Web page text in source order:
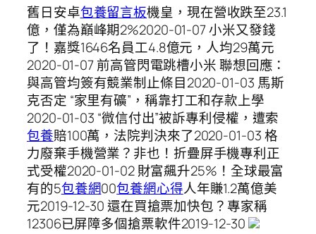
舊日安卓包養留言板機皇，現在營收跌至23.1
億，僅為巔峰期2%2020-01-07 小米又發錢
了！嘉獎1646名員工4.8億元，人均29萬元
2020-01-07 前高管閃電跳槽小米 聯想回應：
與高管均簽有競業制止條目2020-01-03 馬斯
克否定 “家里有礦”，稱靠打工和存款上學
2020-01-03 “微信付出”被訴專利侵權，遭索
包養賠100萬，法院判決來了2020-01-03 格
力廢棄手機營業？非也！折疊屏手機專利正
式受權2020-01-02 財富飆升25%！全球最富
有的5包養網00包養網心得人年賺1.2萬億美
元2019-12-30 還在買搶票加快包？專家稱
12306已屏障多個搶票軟件2019-12-30